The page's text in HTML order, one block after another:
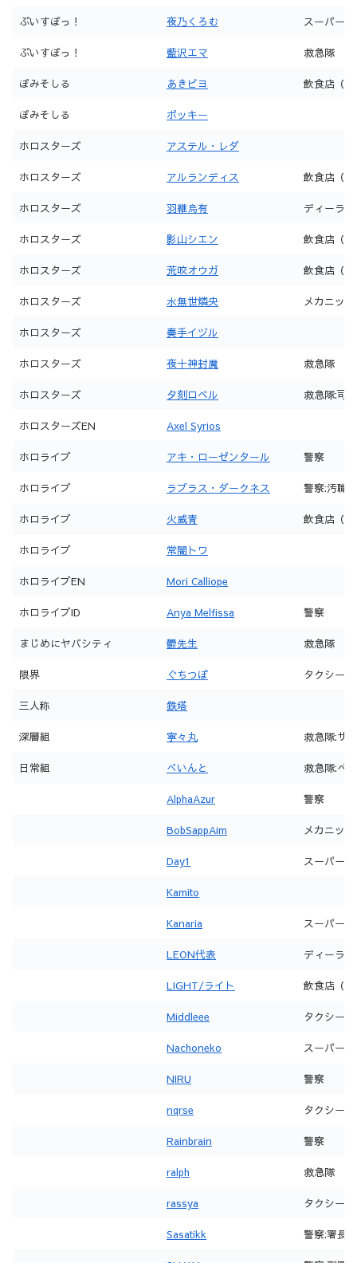
ぶいすぽっ！ 夜乃くろむ スーパー
ぶいすぽっ！ 藍沢エマ 救急隊
ぽみそしる あきピヨ 飲食店（
ぽみそしる ポッキー
ホロスターズ アステル・レダ
ホロスターズ アルランディス 飲食店（
ホロスターズ 羽継烏有 ディーラ
ホロスターズ 影山シエン 飲食店（
ホロスターズ 荒咬オウガ 飲食店（
ホロスターズ 水無世燐央 メカニッ
ホロスターズ 奏手イヅル
ホロスターズ 夜十神封魔 救急隊
ホロスターズ 夕刻ロベル 救急隊:司
ホロスターズEN Axel Syrios
ホロライブ アキ・ローゼンタール 警察
ホロライブ ラプラス・ダークネス 警察:汚職
ホロライブ 火威青 飲食店（
ホロライブ 常闇トワ
ホロライブEN Mori Calliope
ホロライブID Anya Melfissa 警察
まじめにヤバシティ 鬱先生 救急隊
限界 ぐちつぼ タクシー
三人称 鉄塔
深層組 寧々丸 救急隊:サ
日常組 ぺいんと 救急隊:ぺ
AlphaAzur 警察
BobSappAim メカニック
Day1 スーパー
Kamito
Kanaria スーパー
LEON代表 ディーラ
LIGHT/ライト 飲食店（
Middleee タクシー
Nachoneko スーパー
NIRU 警察
nqrse タクシー
Rainbrain 警察
ralph 救急隊
rassya タクシー
Sasatikk 警察:署長